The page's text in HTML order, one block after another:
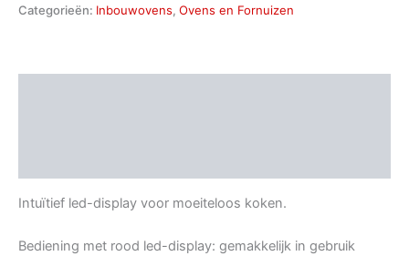
Categorieën: Inbouwovens, Ovens en Fornuizen
Intuïtief led-display voor moeiteloos koken.
Bediening met rood led-display: gemakkelijk in gebruik